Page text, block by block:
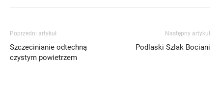
Poprzedni artykuł
Szczecinianie odtechną
czystym powietrzem
Następny artykuł
Podlaski Szlak Bociani